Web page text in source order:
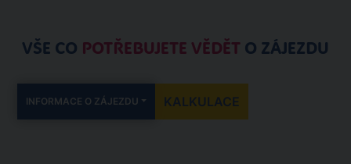
VŠE CO POTŘEBUJETE VĚDĚT O ZÁJEZDU
INFORMACE O ZÁJEZDU KALKULACE